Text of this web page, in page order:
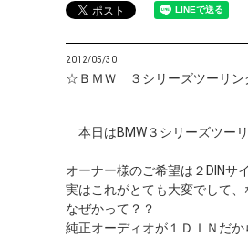
2012/05/30
☆ＢＭＷ ３シリーズツーリン
本日はBMW３シリーズツー
オーナー様のご希望は２DINサ
実はこれがとても大変でして
なぜかって？？
純正オーディオが１ＤＩＮだか